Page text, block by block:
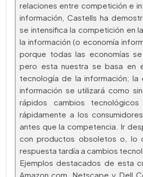
relaciones entre competición e
información, Castells ha
se intensifica la competición en
la información (o economía
porque todas las economías
pero esta nuestra se basa en
tecnología de la información; la
información se utilizará como
rápidos cambios
rápidamente a los
antes que la competencia. Ir
con productos obsoletos o, lo
respuesta tardía a cambios
Ejemplos destacados de esta
Amazon.com, Netscape y Dell